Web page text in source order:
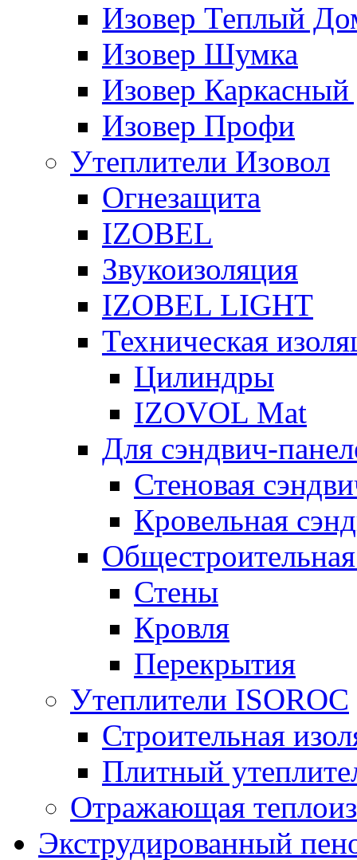
Изовер Теплый
Изовер Шумка
Изовер
Изовер Профи
Утеплители Изовол
Огнезащита
IZOBEL
Звукоизоляция
IZOBEL LIGHT
Техническая
Цилиндры
IZOVOL Mat
Для сэндвич-
Стеновая
Кровельная
Стены
Кровля
Перекрытия
Утеплители ISOROC
Строительная
Плитный
Отражающая
Экструдированный